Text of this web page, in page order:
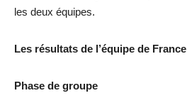
les deux équipes.
Les résultats de l’équipe de France
Phase de groupe